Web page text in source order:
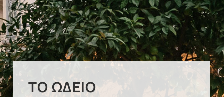
ΤΟ ΩΔΕΊΟ